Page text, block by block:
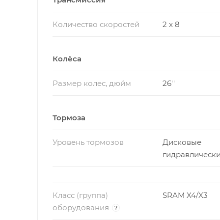
Количество скоростей 2 x 8
Колёса
Размер колес, дюйм 26''
Тормоза
Уровень тормозов
Дисковые
Класс (группа)
оборудования
?
SRAM X4/X3